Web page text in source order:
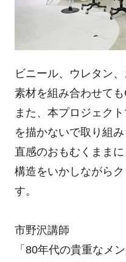
ビニール、ウレタン
素材を組み合わせても
また、本プロジェク
を描かないで取り組み
直感のおもむくまま
構造をいかしながら
す。
市野沢講師
「80年代の貴重なメ